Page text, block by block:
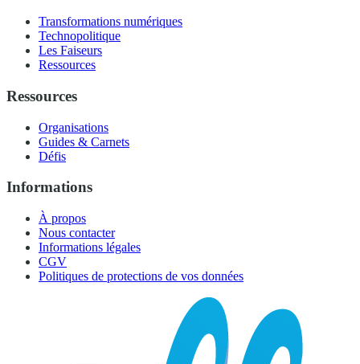
Transformations numériques
Technopolitique
Les Faiseurs
Ressources
Ressources
Organisations
Guides & Carnets
Défis
Informations
À propos
Nous contacter
Informations légales
CGV
Politiques de protections de vos données